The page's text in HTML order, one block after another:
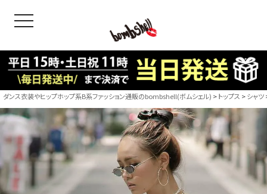
toggle navigation
B/bomb
ダンス衣装やヒップホップ系B系ファッション通販のbombshell(ボムシェル) トップス シャツ